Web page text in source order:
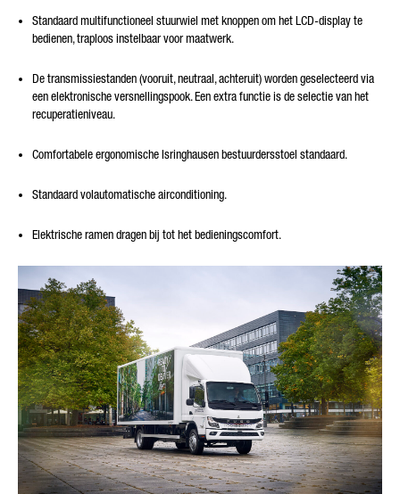
Standaard multifunctioneel stuurwiel met knoppen om het LCD-display te
bedienen, traploos instelbaar voor maatwerk.
De transmissiestanden (vooruit, neutraal, achteruit) worden geselecteerd via
een elektronische versnellingspook. Een extra functie is de selectie van het
recuperatieniveau.
Comfortabele ergonomische Isringhausen bestuurdersstoel standaard.
Standaard volautomatische airconditioning.
Elektrische ramen dragen bij tot het bedieningscomfort.